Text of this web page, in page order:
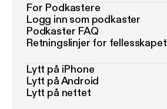
For Podkastere
Logg inn som podkaster
Podkaster FAQ
Retningslinjer for fellesskapet
Lytt på iPhone
Lytt på Android
Lytt på nettet